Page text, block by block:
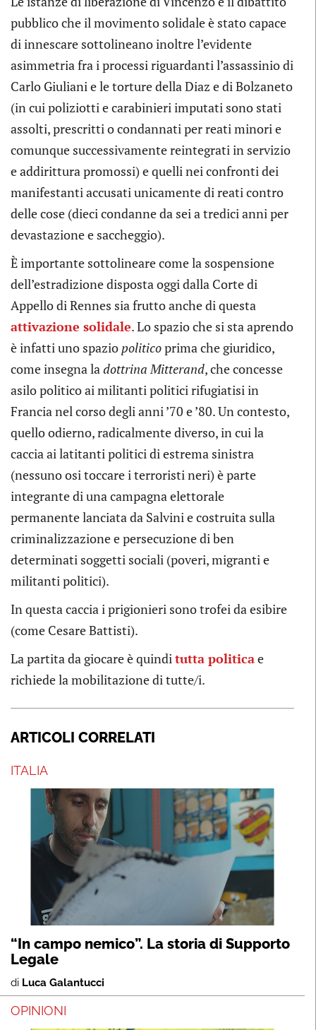
pubblico che il movimento solidale è stato capace
di innescare sottolineano inoltre l’evidente
asimmetria fra i processi riguardanti l’assassinio di
Carlo Giuliani e le torture della Diaz e di Bolzaneto
(in cui poliziotti e carabinieri imputati sono stati
assolti, prescritti o condannati per reati minori e
comunque successivamente reintegrati in servizio
e addirittura promossi) e quelli nei confronti dei
manifestanti accusati unicamente di reati contro
delle cose (dieci condanne da sei a tredici anni per
devastazione e saccheggio).
È importante sottolineare come la sospensione
dell’estradizione disposta oggi dalla Corte di
Appello di Rennes sia frutto anche di questa
attivazione solidale. Lo spazio che si sta aprendo
è infatti uno spazio politicoprima che giuridico,
come insegna ladottrina Mitterand, che concesse
asilo politico ai militanti politici rifugiatisi in
Francia nel corso degli anni ’70 e ’80. Un contesto,
quello odierno, radicalmente diverso, in cui la
caccia ai latitanti politici di estrema sinistra
(nessuno osi toccare i terroristi neri) è parte
integrante di una campagna elettorale
permanente lanciata da Salvini e costruita sulla
criminalizzazione e persecuzione di ben
determinati soggetti sociali (poveri, migranti e
militanti politici).
In questa caccia i prigionieri sono trofei da esibire
(come Cesare Battisti).
La partita da giocare è quinditutta politicae
richiede la mobilitazione di tutte/i.
ARTICOLI CORRELATI
ITALIA
“In campo nemico”. La storia di Supporto
Legale
di Luca Galantucci
OPINIONI